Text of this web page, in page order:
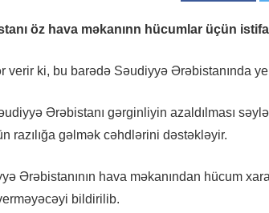
öz hava məkanınn hücumlar üçün
verir ki, bu barədə Səudiyyə Ərəbistanında
Ərəbistanı gərginliyin azaldılması
razılığa gəlmək cəhdlərini dəstəkləyir.
Ərəbistanının hava məkanından hücum
bildirilib.